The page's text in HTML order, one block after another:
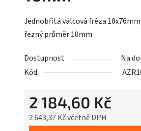
Jednobřitá válcová fréza
řezný průměr 10mm
Dostupnost
Na
Kód:
2 184,60 Kč
2 643,37 Kč včetně DPH